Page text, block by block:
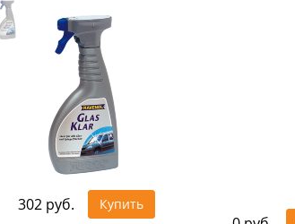
302 руб. Купить